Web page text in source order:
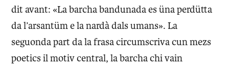
dit avant: «La barcha bandunada es üna perdütta
da l’arsantüm e la nardà dals umans». La
seguonda part da la frasa circumscriva cun mezs
poetics il motiv central, la barcha chi vain